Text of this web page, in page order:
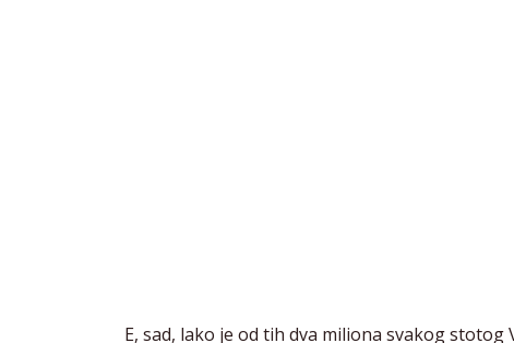
E, sad, lako je od tih dva miliona svakog